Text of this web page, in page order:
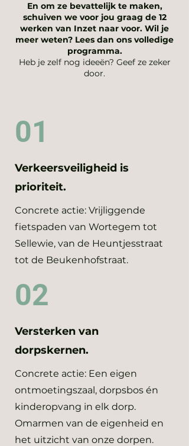
En om ze bevattelijk te maken,
schuiven we voor jou graag de 12
werken van Inzet naar voor. Wil je
meer weten? Lees dan ons volledige
programma.
Heb je zelf nog ideeën? Geef ze zeker
door.
01
Verkeersveiligheid is
prioriteit.
Concrete actie: Vrijliggende
fietspaden van Wortegem tot
Sellewie, van de Heuntjesstraat
tot de Beukenhofstraat.
02
Versterken van
dorpskernen.
Concrete actie: Een eigen
ontmoetingszaal, dorpsbos én
kinderopvang in elk dorp.
Omarmen van de eigenheid en
het uitzicht van onze dorpen.